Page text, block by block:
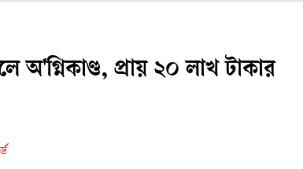
প্রায় ২০ লাখ টাকার